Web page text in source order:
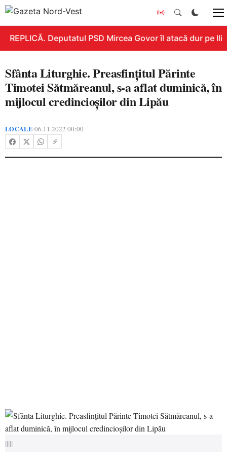
REPLICĂ. Deputatul PSD Mircea Govor îl atacă dur pe
Sfânta Liturghie. Preasfințitul Părinte
Timotei Sătmăreanul, s-a aflat duminică, în
mijlocul credincioșilor din Lipău
LOCALE•06.11.2022 00:00
|||||